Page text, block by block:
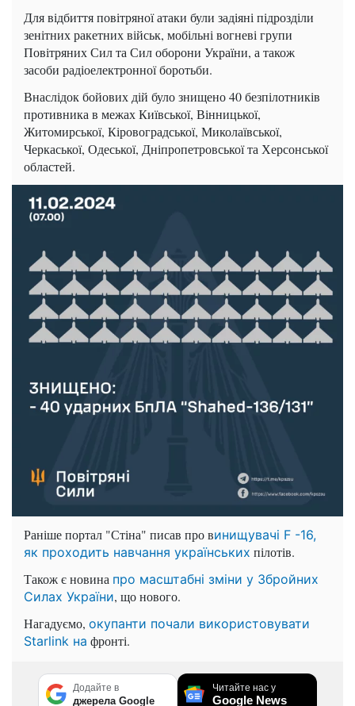
Для відбиття повітряної атаки були задіяні підрозділи
зенітних ракетних військ, мобільні вогневі групи
Повітряних Сил та Сил оборони України, а також
засоби радіоелектронної боротьби.
Внаслідок бойових дій було знищено 40 безпілотників
противника в межах Київської, Вінницької,
Житомирської, Кіровоградської, Миколаївської,
Черкаської, Одеської, Дніпропетровської та Херсонської
областей.
Раніше портал "Стіна" писав про винищувачі F -16,
як проходить навчання українських пілотів.
Також є новина про масштабні зміни у Збройних
Силах України, що нового.
Нагадуємо, окупанти почали використовувати
Starlink на фронті.
Додайте в
джерела Google
Читайте нас у
Google News